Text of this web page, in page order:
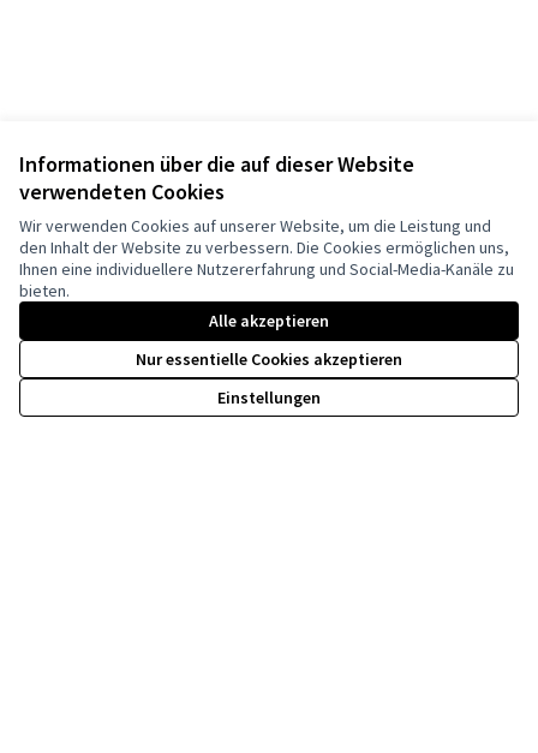
Informationen über die auf dieser Website
verwendeten Cookies
Wir verwenden Cookies auf unserer Website, um die Leistung und
den Inhalt der Website zu verbessern. Die Cookies ermöglichen uns,
Ihnen eine individuellere Nutzererfahrung und Social-Media-Kanäle zu
bieten.
Alle akzeptieren
Nur essentielle Cookies akzeptieren
Einstellungen
Nutzungsbedingungen
Cookie Einstellungen
(Externer Link)
Website mitfreier Softwareerstellt.
Creative
(Externer